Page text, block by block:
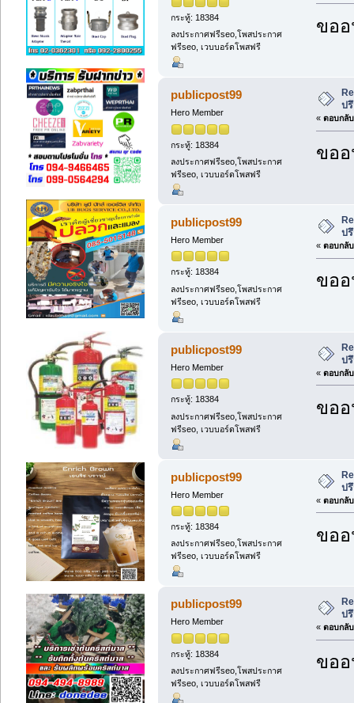
กระทู้: 18384
ลงประกาศฟรีseo,โพสประกาศ
ฟรีseo, เวบบอร์ดโพสฟรี
ขอ
publicpost99
Hero Member
กระทู้: 18384
ลงประกาศฟรีseo,โพสประกาศ
ฟรีseo, เวบบอร์ดโพสฟรี
ป
« ตอบกลั
ขอ
publicpost99
Hero Member
กระทู้: 18384
ลงประกาศฟรีseo,โพสประกาศ
ฟรีseo, เวบบอร์ดโพสฟรี
ป
« ตอบกลั
ขอ
publicpost99
Hero Member
กระทู้: 18384
ลงประกาศฟรีseo,โพสประกาศ
ฟรีseo, เวบบอร์ดโพสฟรี
ป
« ตอบกลั
ขอ
publicpost99
Hero Member
กระทู้: 18384
ลงประกาศฟรีseo,โพสประกาศ
ฟรีseo, เวบบอร์ดโพสฟรี
ป
« ตอบกลั
ขอ
publicpost99
Hero Member
กระทู้: 18384
ลงประกาศฟรีseo,โพสประกาศ
ฟรีseo, เวบบอร์ดโพสฟรี
ป
« ตอบกลั
ขอ